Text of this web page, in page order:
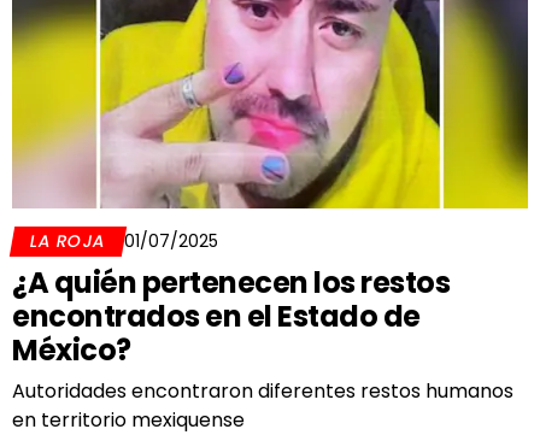
LA ROJA 01/07/2025
¿A quién pertenecen los restos
encontrados en el Estado de
México?
Autoridades encontraron diferentes restos humanos
en territorio mexiquense